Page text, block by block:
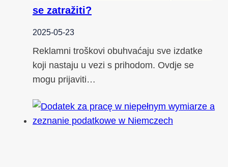
se zatražiti?
2025-05-23
Reklamni troškovi obuhvaćaju sve izdatke
koji nastaju u vezi s prihodom. Ovdje se
mogu prijaviti…